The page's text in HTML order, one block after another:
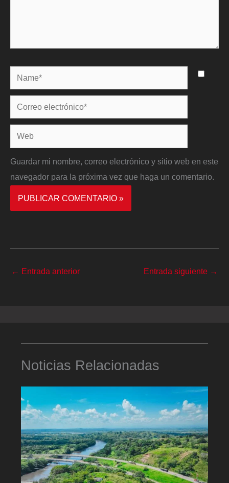
Name*
Correo
electrónico*
Web
Guardar mi nombre, correo electrónico y sitio web en este
navegador para la próxima vez que haga un comentario.
← Entrada anterior Entrada siguiente →
Noticias Relacionadas